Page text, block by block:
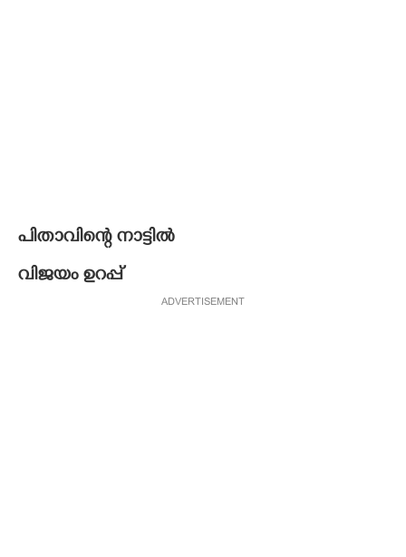
പിതാവിന്റെ നാട്ടിൽ
വിജയം ഉറപ്പ്
ADVERTISEMENT